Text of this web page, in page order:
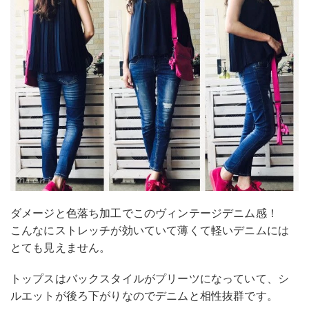
ダメージと色落ち加工でこのヴィンテージデニム感！
こんなにストレッチが効いていて薄くて軽いデニムには
とても見えません。
トップスはバックスタイルがプリーツになっていて、シ
ルエットが後ろ下がりなのでデニムと相性抜群です。